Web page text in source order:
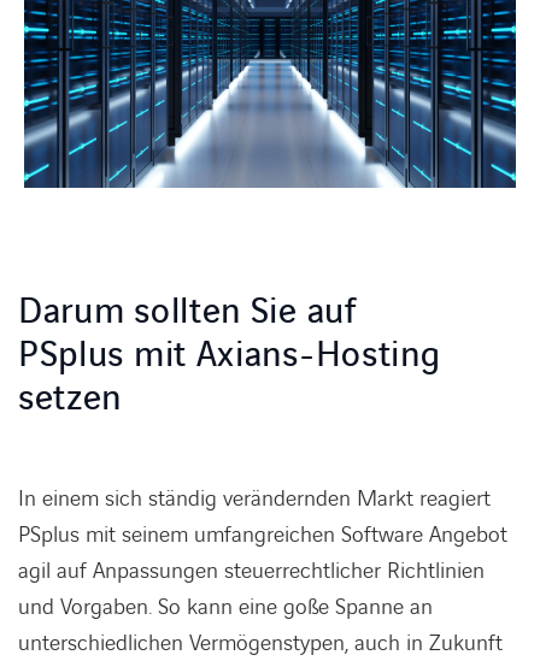
Darum sollten Sie auf
PSplus mit Axians-Hosting
setzen
In einem sich ständig verändernden Markt reagiert
PSplus mit seinem umfangreichen Software Angebot
agil auf Anpassungen steuerrechtlicher Richtlinien
und Vorgaben. So kann eine goße Spanne an
unterschiedlichen Vermögenstypen, auch in Zukunft